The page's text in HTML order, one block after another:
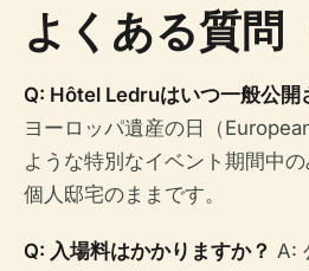
よくある質問
Q: Hôtel Ledruはいつ一般公開
ヨーロッパ遺産の日（
ような特別なイベント期間中の
個人邸宅のままです。
Q: 入場料はかかりますか？ A: